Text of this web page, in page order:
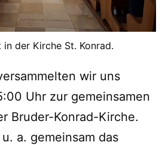
in der Kirche St. Konrad.
wir uns
Uhr zur gemeinsamen
Bruder-Konrad-Kirche.
a. gemeinsam das